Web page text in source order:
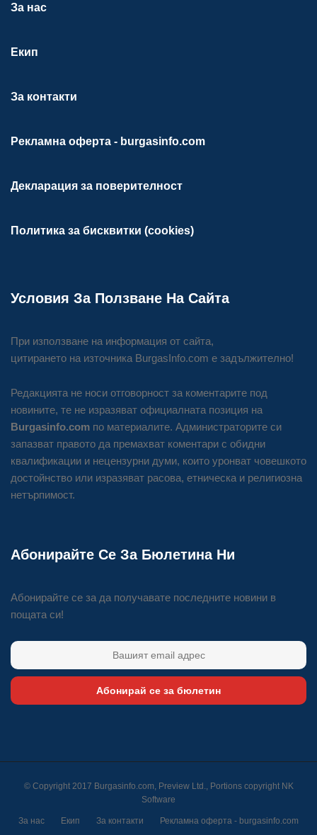
За нас
Екип
За контакти
Рекламна оферта - burgasinfo.com
Декларация за поверителност
Политика за бисквитки (cookies)
Условия За Ползване На Сайта
При използване на информация от сайта,
цитирането на източника BurgasInfo.com е задължително!
Редакцията не носи отговорност за коментарите под
новините, те не изразяват официалната позиция на
Burgasinfo.com по материалите. Администраторите си
запазват правото да премахват коментари с обидни
квалификации и нецензурни думи, които уронват човешкото
достойнство или изразяват расова, етническа и религиозна
нетърпимост.
Абонирайте Се За Бюлетина Ни
Абонирайте се за да получавате последните новини в
пощата си!
Абонирай се за бюлетин
© Copyright 2017 Burgasinfo.com, Preview Ltd., Portions copyright NK
Software
За нас Екип За контакти Рекламна оферта - burgasinfo.com